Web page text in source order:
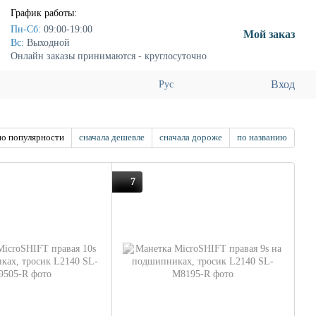
График работы:
Пн-Сб: 09:00-19:00
Вс: Выходной
Онлайн заказы принимаются - круглосуточно
Мой заказ
Рус Вход
популярности сначала дешевле сначала дороже по названию
7